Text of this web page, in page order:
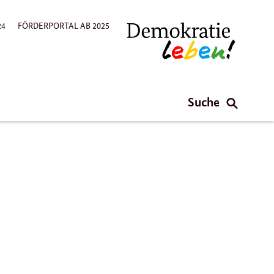
FÖRDERPORTAL AB 2025
Suche